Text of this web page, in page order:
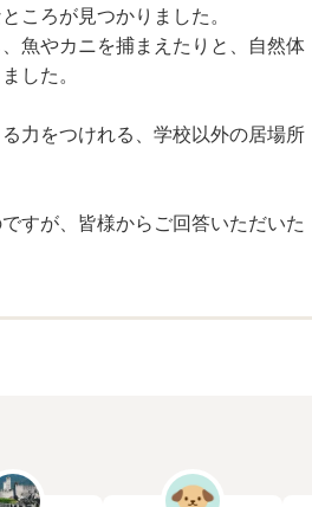
で、支援級だけで過ごすのでも大丈
ごせないし、そもそも学校に行くこ
の意思疎通ができたり、ひらがな、
れます。
っと一緒にいることが増えてきて、
ころが見つかりました。
魚やカニを捕まえたりと、自然体
した。
力をつけれる、学校以外の居場所
すが、皆様からご回答いただいた